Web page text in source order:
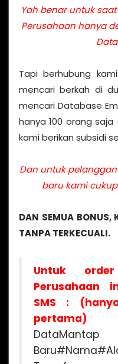
Yah benar untuk
Perusahaan hanya
Tapi berhubung
mencari berkah di
mencari Database
hanya 100 orang
kami berikan subsidi
Dan untuk
baru kami
DAN SEMUA BONUS,
TANPA TERKECUALI.
Untuk
Perusahaan
SMS :
pertama)
DataMantap